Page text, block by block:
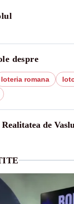
despre
loteria romana
de